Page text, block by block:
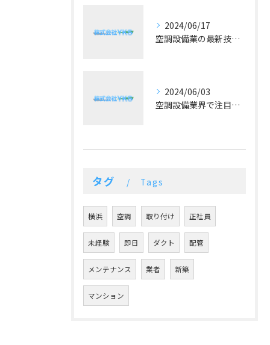
2024/06/17
空調設備業の最新技術と予算に合った提案が好評！
2024/06/03
空調設備業界で注目！冷暖房の最新トレンドとは？
タグ Tags
横浜 空調 取り付け 正社員
未経験 即日 ダクト 配管
メンテナンス 業者 新築
マンション